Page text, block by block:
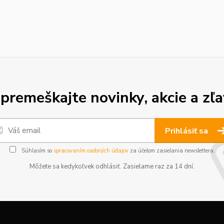
novinky, akcie a
Prihlásiť sa
Súhlasím so spracovaním osobných údajovza účelom zasielania newslettera.
Môžete sa kedykoľvek odhlásiť. Zasielame raz za 14 dní.